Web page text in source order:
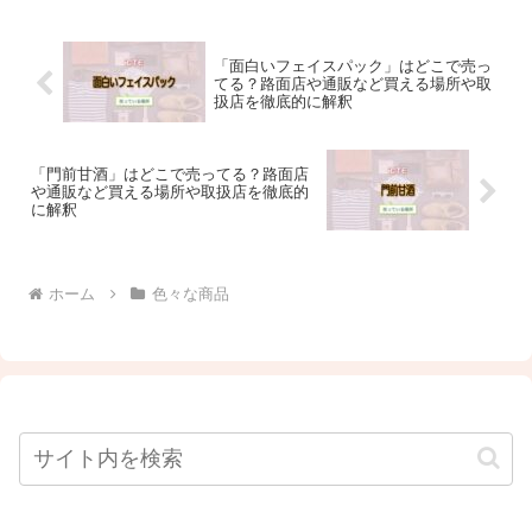
「面白いフェイスパック」はどこで売っ
てる？路面店や通販など買える場所や取
扱店を徹底的に解釈
「門前甘酒」はどこで売ってる？路面店
や通販など買える場所や取扱店を徹底的
に解釈
ホーム 色々な商品